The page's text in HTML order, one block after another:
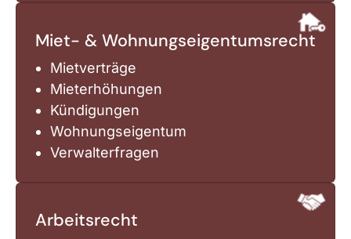
Miet- & Wohnungseigentumsrecht
Mietverträge
Mieterhöhungen
Kündigungen
Wohnungseigentum
Verwalterfragen
Arbeitsrecht